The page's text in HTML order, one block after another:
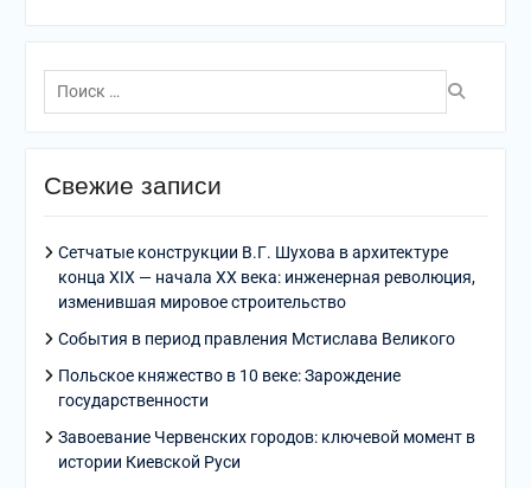
Поиск
по:
Свежие записи
Сетчатые конструкции В.Г. Шухова в архитектуре
конца XIX — начала XX века: инженерная революция,
изменившая мировое строительство
События в период правления Мстислава Великого
Польское княжество в 10 веке: Зарождение
государственности
Завоевание Червенских городов: ключевой момент в
истории Киевской Руси